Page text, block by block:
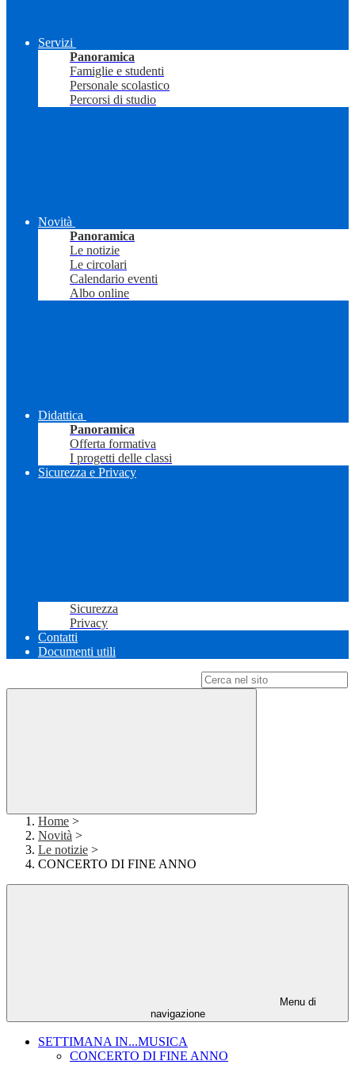
Servizi
Panoramica
Famiglie e studenti
Personale scolastico
Percorsi di studio
Novità
Panoramica
Le notizie
Le circolari
Calendario eventi
Albo online
Didattica
Panoramica
Offerta formativa
I progetti delle classi
Sicurezza e Privacy
Sicurezza
Privacy
Contatti
Documenti utili
Home >
Novità >
Le notizie >
CONCERTO DI FINE ANNO
Menu di
navigazione
SETTIMANA IN...MUSICA
CONCERTO DI FINE ANNO